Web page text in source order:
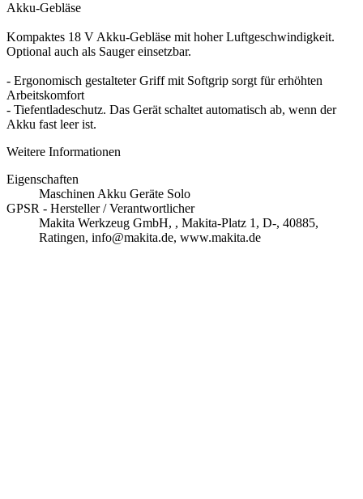
Akku-Gebläse
Kompaktes 18 V Akku-Gebläse mit hoher Luftgeschwindigkeit.
Optional auch als Sauger einsetzbar.
- Ergonomisch gestalteter Griff mit Softgrip sorgt für erhöhten
Arbeitskomfort
- Tiefentladeschutz. Das Gerät schaltet automatisch ab, wenn der
Akku fast leer ist.
Weitere Informationen
Eigenschaften
Maschinen Akku Geräte Solo
GPSR - Hersteller / Verantwortlicher
Makita Werkzeug GmbH, , Makita-Platz 1, D-, 40885,
Ratingen, info@makita.de, www.makita.de